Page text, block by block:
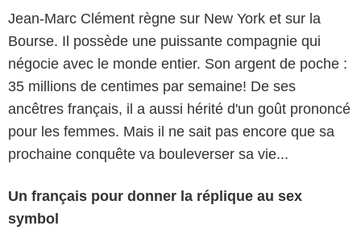
Jean-Marc Clément règne sur New York et sur la
Bourse. Il possède une puissante compagnie qui
négocie avec le monde entier. Son argent de poche :
35 millions de centimes par semaine! De ses
ancêtres français, il a aussi hérité d'un goût prononcé
pour les femmes. Mais il ne sait pas encore que sa
prochaine conquête va bouleverser sa vie...
Un français pour donner la réplique au sex
symbol